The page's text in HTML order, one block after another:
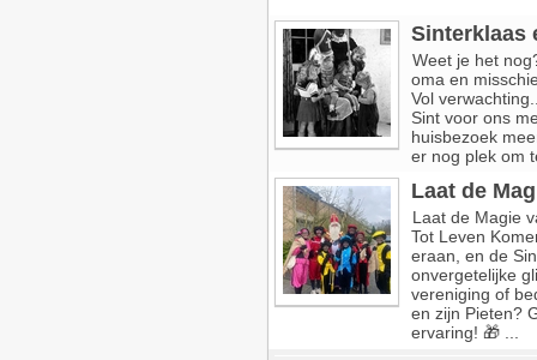
Sinterklaas
Weet je het
oma en
Vol
Sint voor ons
huisbezoek
er nog plek om
Laat de
Laat de Magie
Tot Leven
eraan, en de
onvergetelijke
vereniging of
en zijn Pieten?
ervaring! 🎁 ...